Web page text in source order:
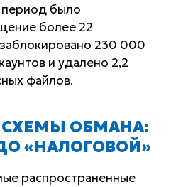
период было
более 22
230 000
и удалено 2,2
файлов.
ОБМАНА:
«НАЛОГОВОЙ»
распространенные